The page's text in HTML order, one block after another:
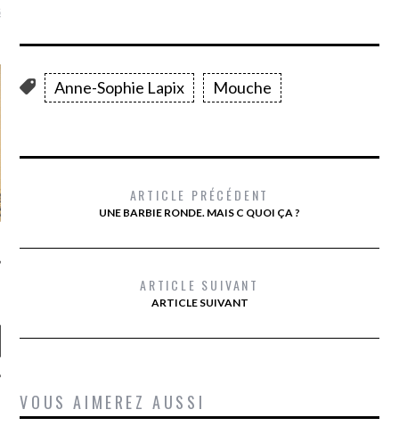
je ne parle presque que
Anne-Sophie Lapix Mouche
ARTICLE PRÉCÉDENT
UNE BARBIE RONDE. MAIS C QUOI ÇA ?
ARTICLE SUIVANT
ARTICLE SUIVANT
VOUS AIMEREZ AUSSI